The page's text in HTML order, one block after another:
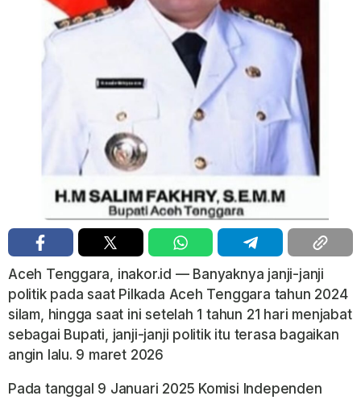
Aceh Tenggara, inakor.id — Banyaknya janji-janji
politik pada saat Pilkada Aceh Tenggara tahun 2024
silam, hingga saat ini setelah 1 tahun 21 hari menjabat
sebagai Bupati, janji-janji politik itu terasa bagaikan
angin lalu. 9 maret 2026
Pada tanggal 9 Januari 2025 Komisi Independen